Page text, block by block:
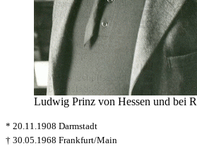
Ludwig Prinz von Hessen und bei
* 20.11.1908 Darmstadt
† 30.05.1968 Frankfurt/Main